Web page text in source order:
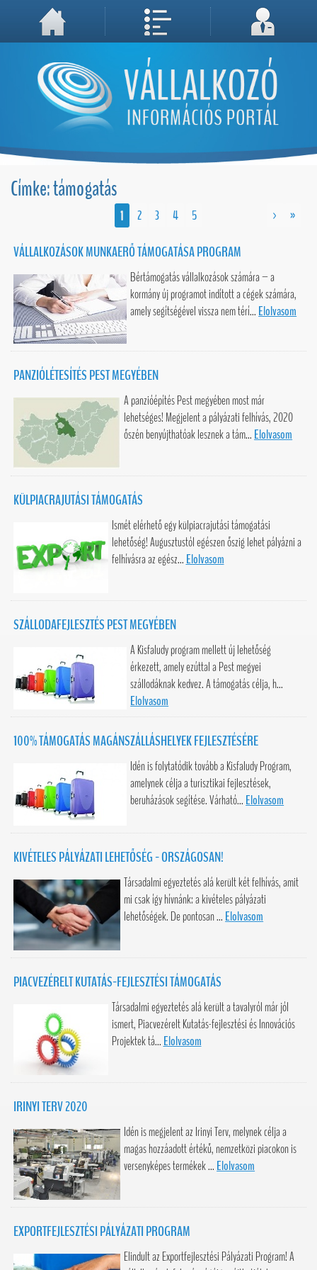
A weboldal használatával Ön elfogadja, hogy Cookie-kat (sütiket) tároljunk számítógépén. A sütik a weboldal megfelelő működéséhez
Megértettem, folytatás...
Címke: támogatás
1 2 3 4 5 > »
VÁLLALKOZÁSOK MUNKAERŐ TÁMOGATÁSA PROGRAM
Bértámogatás vállalkozások számára – a
kormány új programot indított a cégek számára,
amely segítségével vissza nem térí... Elolvasom
PANZIÓLÉTESÍTÉS PEST MEGYÉBEN
A panzióépítés Pest megyében most már
lehetséges! Megjelent a pályázati felhívás, 2020
őszén benyújthatóak lesznek a tám... Elolvasom
KÜLPIACRAJUTÁSI TÁMOGATÁS
Ismét elérhető egy külpiacrajutási támogatási
lehetőség! Augusztustól egészen őszig lehet pályázni a
felhívásra az egész... Elolvasom
SZÁLLODAFEJLESZTÉS PEST MEGYÉBEN
A Kisfaludy program mellett új lehetőség
érkezett, amely ezúttal a Pest megyei
szállodáknak kedvez. A támogatás célja, h...
Elolvasom
100% TÁMOGATÁS MAGÁNSZÁLLÁSHELYEK FEJLESZTÉSÉRE
Idén is folytatódik tovább a Kisfaludy Program,
amelynek célja a turisztikai fejlesztések,
beruházások segítése. Várható... Elolvasom
KIVÉTELES PÁLYÁZATI LEHETŐSÉG - ORSZÁGOSAN!
Társadalmi egyeztetés alá került két felhívás, amit
mi csak így hívnánk: a kivételes pályázati
lehetőségek. De pontosan ... Elolvasom
PIACVEZÉRELT KUTATÁS-FEJLESZTÉSI TÁMOGATÁS
Társadalmi egyeztetés alá került a tavalyról már jól
ismert, Piacvezérelt Kutatás-fejlesztési és Innovációs
Projektek tá... Elolvasom
IRINYI TERV 2020
Idén is megjelent az Irinyi Terv, melynek célja a
magas hozzáadott értékű, nemzetközi piacokon is
versenyképes termékek ... Elolvasom
EXPORTFEJLESZTÉSI PÁLYÁZATI PROGRAM
Elindult az Exportfejlesztési Pályázati Program! A